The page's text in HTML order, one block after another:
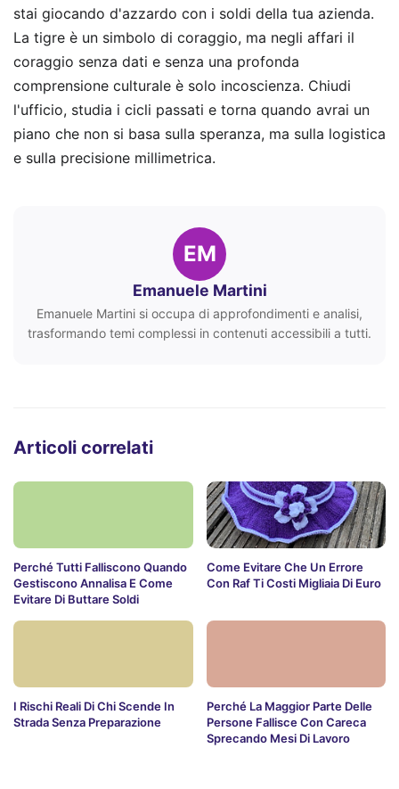
stai giocando d'azzardo con i soldi della tua azienda.
La tigre è un simbolo di coraggio, ma negli affari il
coraggio senza dati e senza una profonda
comprensione culturale è solo incoscienza. Chiudi
l'ufficio, studia i cicli passati e torna quando avrai un
piano che non si basa sulla speranza, ma sulla logistica
e sulla precisione millimetrica.
EM
Emanuele Martini
Emanuele Martini si occupa di approfondimenti e analisi,
trasformando temi complessi in contenuti accessibili a tutti.
Articoli correlati
Perché Tutti Falliscono Quando
Gestiscono Annalisa E Come
Evitare Di Buttare Soldi
Come Evitare Che Un Errore
Con Raf Ti Costi Migliaia Di Euro
I Rischi Reali Di Chi Scende In
Strada Senza Preparazione
Perché La Maggior Parte Delle
Persone Fallisce Con Careca
Sprecando Mesi Di Lavoro